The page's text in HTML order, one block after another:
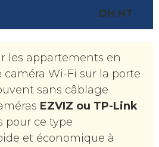
DH HT
les appartements en
caméra Wi-Fi sur la porte
sans câblage
EZVIZ ou TP-Link
pour ce type
et économique à